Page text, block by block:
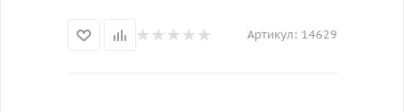
Артикул: 14629